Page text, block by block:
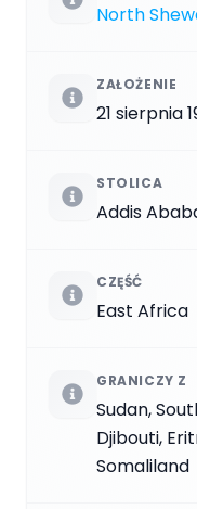
North
ZAŁOŻENIE
21 sierpnia
STOLICA
Addis
CZĘŚĆ
East Africa
GRANICZY Z
Sudan,
Djibouti,
Somaliland